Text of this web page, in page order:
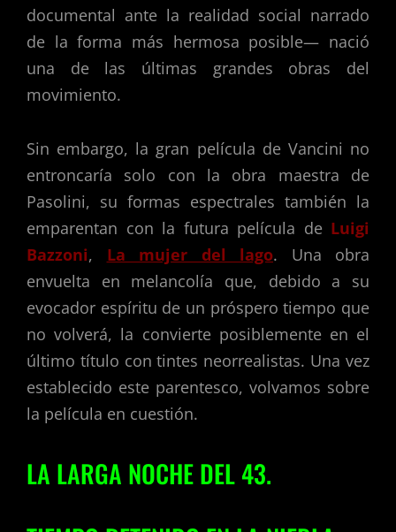
documental ante la realidad social narrado
de la forma más hermosa posible— nació
una de las últimas grandes obras del
movimiento.
Sin embargo, la gran película de Vancini no
entroncaría solo con la obra maestra de
Pasolini, su formas espectrales también la
emparentan con la futura película deLuigi
Bazzoni, La mujer del lago. Una obra
envuelta en melancolía que, debido a su
evocador espíritu de un próspero tiempo que
no volverá, la convierte posiblemente en el
último título con tintes neorrealistas. Una vez
establecido este parentesco, volvamos sobre
la película en cuestión.
LA LARGA NOCHE DEL 43.